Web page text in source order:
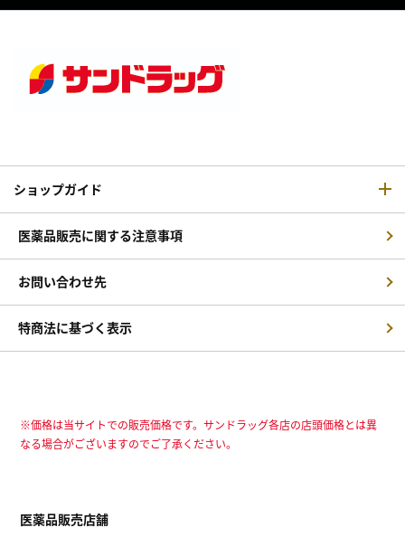
ショップガイド
医薬品販売に関する注意事項
お問い合わせ先
特商法に基づく表示
※価格は当サイトでの販売価格です。サンドラッグ各店の店頭価格とは異
なる場合がございますのでご了承ください。
医薬品販売店舗